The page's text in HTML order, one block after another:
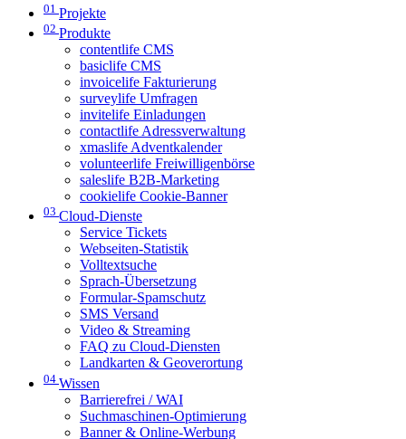
01 Projekte
02 Produkte
contentlife CMS
basiclife CMS
invoicelife Fakturierung
surveylife Umfragen
invitelife Einladungen
contactlife Adressverwaltung
xmaslife Adventkalender
volunteerlife Freiwilligenbörse
saleslife B2B-Marketing
cookielife Cookie-Banner
03 Cloud-Dienste
Service Tickets
Webseiten-Statistik
Volltextsuche
Sprach-Übersetzung
Formular-Spamschutz
SMS Versand
Video & Streaming
FAQ zu Cloud-Diensten
Landkarten & Geoverortung
04 Wissen
Barrierefrei / WAI
Suchmaschinen-Optimierung
Banner & Online-Werbung